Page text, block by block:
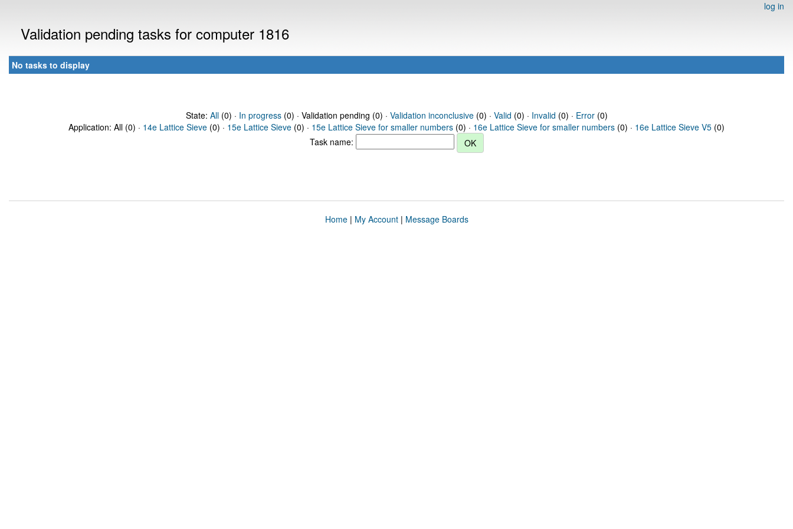
log in
Validation pending tasks for computer 1816
No tasks to display
State: All(0) · In progress(0) · Validation pending (0) · Validation inconclusive(0) · Valid (0) · Invalid (0) · Error(0)
Application: All (0) · 14e Lattice Sieve (0) · 15e Lattice Sieve (0) · 15e Lattice Sieve for smaller numbers (0) · 16e Lattice Sieve for smaller numbers (0) · 16e Lattice Sieve V5 (0)
Task name:
Home| My Account| Message Boards